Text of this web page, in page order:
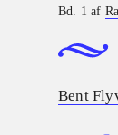
Bd. 1 af
Bent